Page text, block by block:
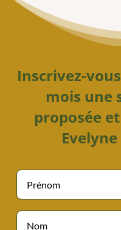
Inscrivez-
mois une
proposée